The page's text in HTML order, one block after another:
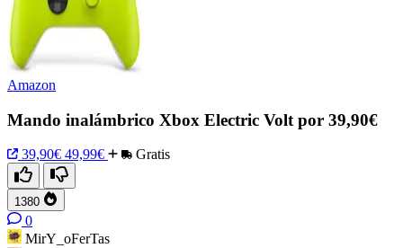
Amazon
Mando inalámbrico Xbox Electric Volt por 39,90€
39,90€ 49,99€ Gratis
1380
0
MirY_oFerTas